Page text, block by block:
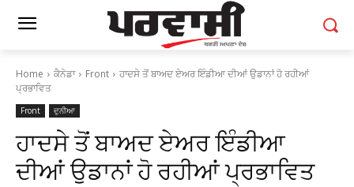
Home ਕੈਨੇਡਾ Front
ਹਾਦਸੇ ਤੋਂ ਬਾਅਦ ਏਅਰ ਇੰਡੀਆ ਦੀਆਂ ਉਡਾਨਾਂ ਹੋ ਰਹੀਆਂ
ਪ੍ਰਭਾਵਿਤ
Front ਦੁਨੀਆ
ਹਾਦਸੇ ਤੋਂ ਬਾਅਦ ਏਅਰ ਇੰਡੀਆ
ਦੀਆਂ ਉਡਾਨਾਂ ਹੋ ਰਹੀਆਂ ਪ੍ਰਭਾਵਿਤ